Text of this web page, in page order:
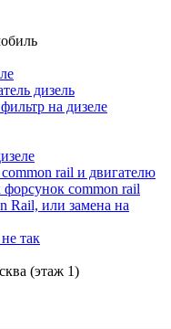
дизель
на дизеле
rail и двигателю
common rail
Rail, или замена на
так
(этаж 1)